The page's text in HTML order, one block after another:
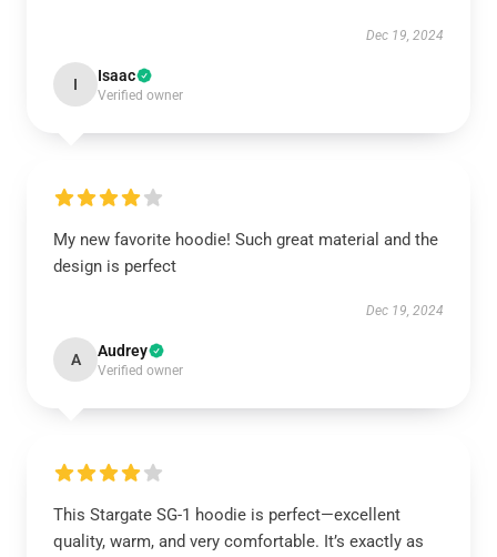
Dec 19, 2024
I Isaac
Verified owner
My new favorite hoodie! Such great material and the
design is perfect
Dec 19, 2024
A Audrey
Verified owner
This Stargate SG-1 hoodie is perfect—excellent
quality, warm, and very comfortable. It’s exactly as